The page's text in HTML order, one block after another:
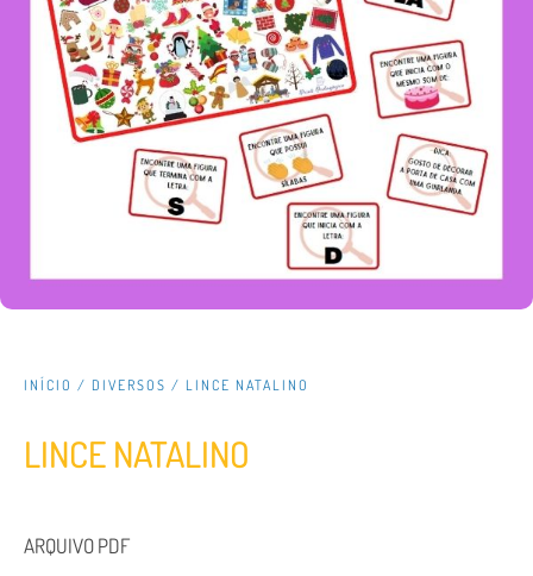
INÍCIO / DIVERSOS / LINCE NATALINO
LINCE NATALINO
ARQUIVO PDF